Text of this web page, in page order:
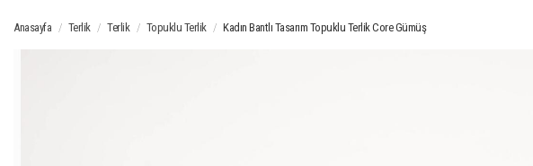
Anasayfa Terlik Terlik Topuklu Terlik Kadın Bantlı Tasarım Topuklu Terlik Core Gümüş